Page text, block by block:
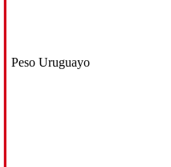
Peso Uruguayo